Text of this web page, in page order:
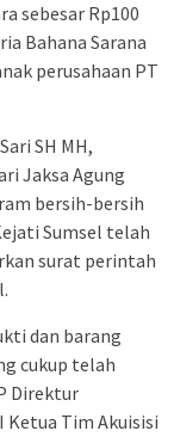
sebesar Rp100
Bahana Sarana
perusahaan PT
SH MH,
Jaksa Agung
bersih-bersih
Sumsel telah
surat perintah
dan barang
cukup telah
Direktur
Ketua Tim Akuisisi